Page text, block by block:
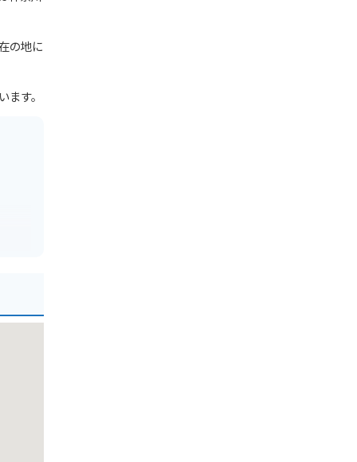
の地に
す。